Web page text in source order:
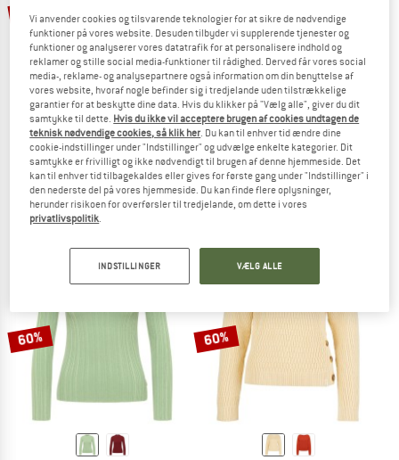
60%
TRANQUILLO
Women's Walkrock aus Reiner Wolle
Nederdel
149,95 € 59,98 €
60%
TRANQUILLO
Women's Seidiges EcoVero-Shirt
Longsleeve
79,95 €31,98 €
60% 60%
Vi anvender cookies og tilsvarende teknologier for at sikre de nødvendige
funktioner på vores website. Desuden tilbyder vi supplerende tjenester og
funktioner og analyserer vores datatrafik for at personalisere indhold og
reklamer og stille social media-funktioner til rådighed. Derved får vores social
media-, reklame- og analysepartnere også information om din benyttelse af
vores website, hvoraf nogle befinder sig i tredjelande uden tilstrækkelige
garantier for at beskytte dine data. Hvis du klikker på "Vælg alle", giver du dit
samtykke til dette. Hvis du ikke vil acceptere brugen af cookies undtagen de
teknisk nødvendige cookies, så klik her. Du kan til enhver tid ændre dine
cookie-indstillinger under "Indstillinger" og udvælge enkelte kategorier. Dit
samtykke er frivilligt og ikke nødvendigt til brugen af denne hjemmeside. Det
kan til enhver tid tilbagekaldes eller gives for første gang under "Indstillinger" i
den nederste del på vores hjemmeside. Du kan finde flere oplysninger,
herunder risikoen for overførsler til tredjelande, om dette i vores
privatlivspolitik.
INDSTILLINGER VÆLG ALLE